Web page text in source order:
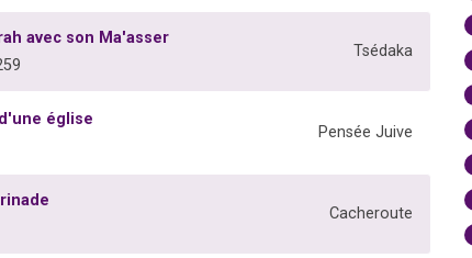
avec son Ma'asser
Tsédaka
église
Pensée Juive
Cacheroute